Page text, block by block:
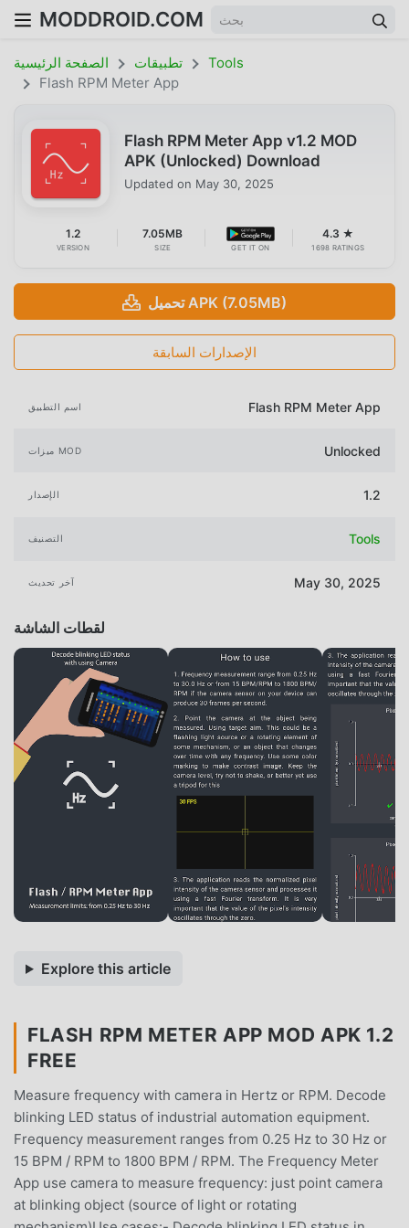
MODDROID.COM
الصفحة الرئيسية تطبيقات
Tools
Flash RPM Meter App
Flash RPM Meter App v1.2 MOD
APK (Unlocked) Download
Updated on May 30, 2025
1.2
VERSION
7.05MB
SIZE GET IT ON
4.3 ★
1698 RATINGS
تحميل APK (7.05MB)
الإصدارات السابقة
اسم التطبيق Flash RPM Meter App
ميزات MOD Unlocked
الإصدار 1.2
التصنيف Tools
آخر تحديث May 30, 2025
لقطات الشاشة
Explore this article
FLASH RPM METER APP MOD APK 1.2
FREE
Measure frequency with camera in Hertz or RPM. Decode
blinking LED status of industrial automation equipment.
Frequency measurement ranges from 0.25 Hz to 30 Hz or
15 BPM / RPM to 1800 BPM / RPM. The Frequency Meter
App use camera to measure frequency: just point camera
at blinking object (source of light or rotating